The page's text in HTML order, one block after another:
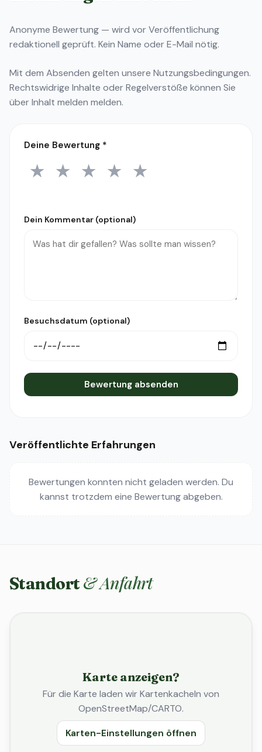
Anonyme Bewertung — wird vor Veröffentlichung
redaktionell geprüft. Kein Name oder E-Mail nötig.
Mit dem Absenden gelten unsere Nutzungsbedingungen.
Rechtswidrige Inhalte oder Regelverstöße können Sie
überInhalt melden melden.
Deine Bewertung *
1 Stern
★ 2 Sterne
★ 3 Sterne
★ 4 Sterne
★ 5 Sterne
★
Dein Kommentar (optional)
Besuchsdatum (optional)
Bewertung absenden
Veröffentlichte Erfahrungen
Bewertungen konnten nicht geladen werden. Du
kannst trotzdem eine Bewertung abgeben.
Standort & Anfahrt
Karte anzeigen?
Für die Karte laden wir Kartenkacheln von
OpenStreetMap/CARTO.
Karten-Einstellungen öffnen